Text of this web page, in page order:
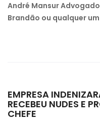
André Mansur
Brandão ou qualquer
EMPRESA
RECEBEU NUDES E
CHEFE